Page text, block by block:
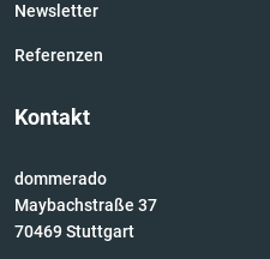
Newsletter
Referenzen
Kontakt
dommerado
Maybachstraße 37
70469 Stuttgart